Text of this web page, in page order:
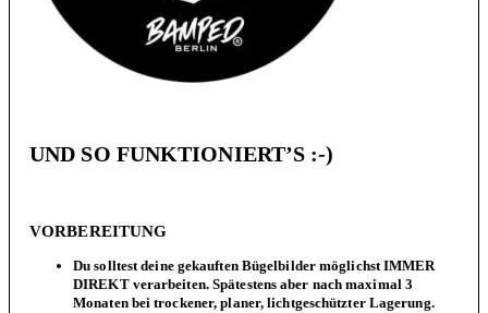
UND SO FUNKTIONIERT’S :-)
VORBEREITUNG
Du solltest deine gekauften Bügelbilder möglichst IMMER
DIREKT verarbeiten. Spätestens aber nach maximal 3
Monaten bei trockener, planer, lichtgeschützter Lagerung.